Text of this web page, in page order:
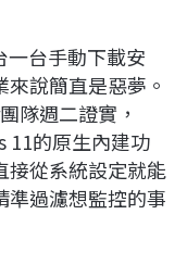
台手動下載安
說簡直是惡夢。
隊週二證實，
11的原生內建功
接從系統設定就能
準過濾想監控的事